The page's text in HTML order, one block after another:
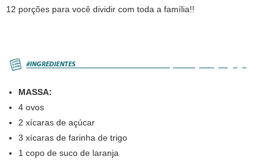
12 porções para você dividir com toda a família!!
MASSA:
4 ovos
2 xícaras de açúcar
3 xícaras de farinha de trigo
1 copo de suco de laranja